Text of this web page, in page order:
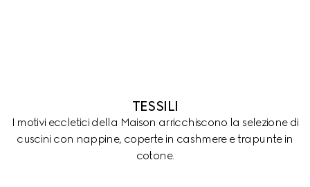
TESSILI
I motivi eccletici della Maison arricchiscono la selezione di
cuscini con nappine, coperte in cashmere e trapunte in
cotone.